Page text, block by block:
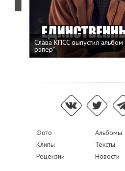
Слава КПСС выпустил альбом
рэпер"
Фото Альбомы
Клипы
Тексты
Рецензии
Новости